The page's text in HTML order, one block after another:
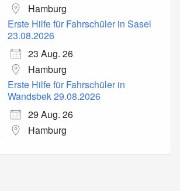
Hamburg
Erste Hilfe für Fahrschüler in Sasel
23.08.2026
23 Aug. 26
Hamburg
Erste Hilfe für Fahrschüler in
Wandsbek 29.08.2026
29 Aug. 26
Hamburg